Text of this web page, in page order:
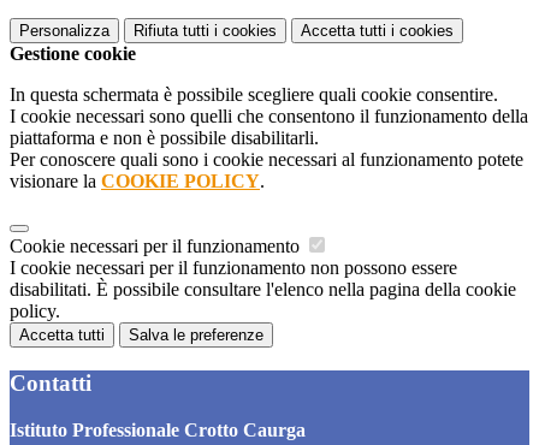
Personalizza Rifiuta tutti i cookies Accetta tutti i cookies
Gestione cookie
In questa schermata è possibile scegliere quali cookie consentire.
I cookie necessari sono quelli che consentono il funzionamento della
piattaforma e non è possibile disabilitarli.
Per conoscere quali sono i cookie necessari al funzionamento potete
visionare la COOKIE POLICY.
Cookie necessari per il funzionamento
I cookie necessari per il funzionamento non possono essere
disabilitati. È possibile consultare l'elenco nella pagina della cookie
policy.
Accetta tutti Salva le preferenze
Contatti
Istituto Professionale Crotto Caurga